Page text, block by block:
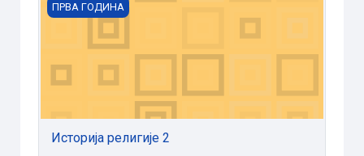
Историја религије 2
ПРВА ГОДИНА
Историја религије 2